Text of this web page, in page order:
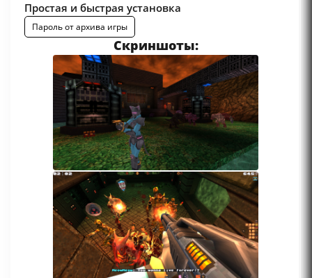
Простая и быстрая установка
Пароль от архива игры
Скриншоты: